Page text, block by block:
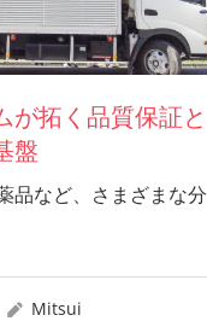
が拓く品質保証と
盤
品など、さまざまな分
Mitsui